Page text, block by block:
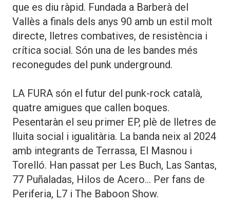
que es diu ràpid. Fundada a Barberà del
Vallès a finals dels anys 90 amb un estil molt
directe, lletres combatives, de resistència i
crítica social. Són una de les bandes més
reconegudes del punk underground.
LA FURA són el futur del punk-rock català,
quatre amigues que callen boques.
Pesentaràn el seu primer EP, plè de lletres de
lluita social i igualitària. La banda neix al 2024
amb integrants de Terrassa, El Masnou i
Torelló. Han passat per Les Buch, Las Santas,
77 Puñaladas, Hilos de Acero... Per fans de
Periferia, L7 i The Baboon Show.